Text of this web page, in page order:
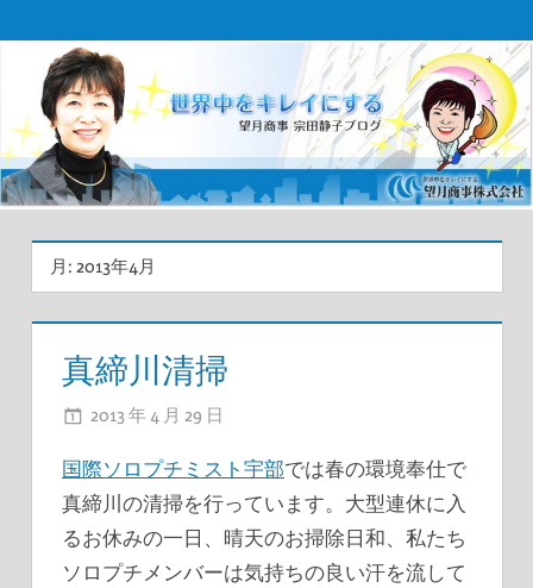
ツ
へ
望
月
商
事
宗
田
月: 2013年4月
真締川清掃
2013 年 4 月 29 日
国際ソロプチミスト宇部では春の環境奉仕で
真締川の清掃を行っています。大型連休に入
るお休みの一日、晴天のお掃除日和、私たち
ソロプチメンバーは気持ちの良い汗を流して